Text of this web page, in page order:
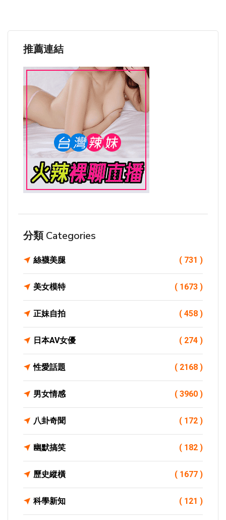
推薦連結
分類 Categories
絲襪美腿 ( 731 )
美女模特 ( 1673 )
正妹自拍 ( 458 )
日本AV女優 ( 274 )
性愛話題 ( 2168 )
男女情感 ( 3960 )
八卦奇聞 ( 172 )
幽默搞笑 ( 182 )
歷史縱橫 ( 1677 )
科學新知 ( 121 )